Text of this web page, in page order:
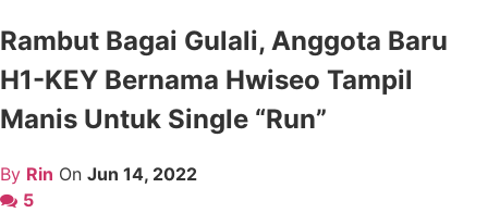
Rambut Bagai Gulali, Anggota Baru
H1-KEY Bernama Hwiseo Tampil
Manis Untuk Single “Run”
By Rin On Jun 14, 2022
5